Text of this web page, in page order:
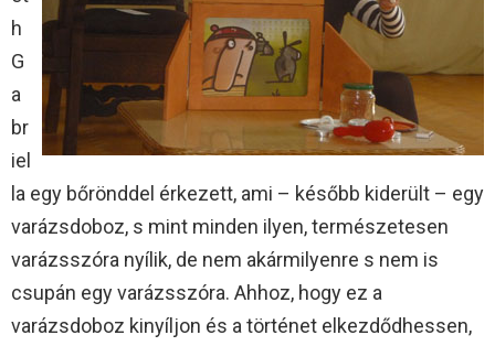
h
G
a
br
iel
la egy bőrönddel érkezett, ami – később kiderült – egy
varázsdoboz, s mint minden ilyen, természetesen
varázsszóra nyílik, de nem akármilyenre s nem is
csupán egy varázsszóra. Ahhoz, hogy ez a
varázsdoboz kinyíljon és a történet elkezdődhessen,